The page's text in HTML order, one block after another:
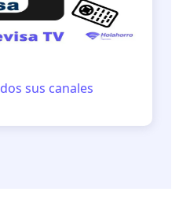
sus canales